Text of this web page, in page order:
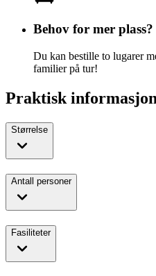
Behov for mer plass?
Du kan bestille to lugarer
familier på tur!
Praktisk informasjon
Størrelse
Antall personer
Fasiliteter